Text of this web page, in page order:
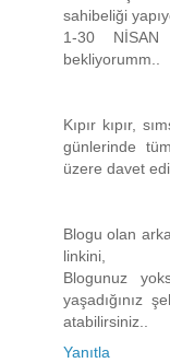
sahibeliği
1-30 NİSAN
bekliyorumm..
Kıpır kıpır,
günlerinde
üzere davet
Blogu olan
linkini,
Blogunuz
yaşadığınız
atabilirsiniz..
Yanıtla